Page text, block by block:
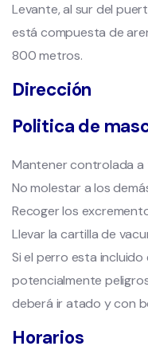
Levante, al sur del
está compuesta de
800 metros.
Dirección
Politica de
Mantener controlada a
No molestar a los
Recoger los
Llevar la cartilla de
Si el perro esta
potencialmente
deberá ir atado y con
Horarios